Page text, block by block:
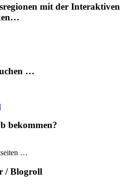
mit der Interaktiven
…
bekommen?
…
/ Blogroll